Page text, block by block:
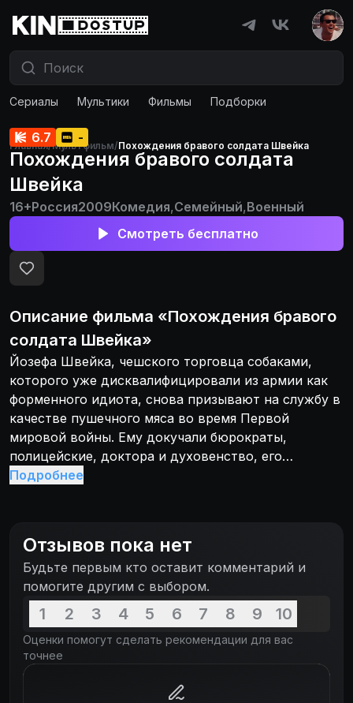
Сериалы Мультики Фильмы Подборки
Главная/Мультфильм/Похождения бравого солдата Швейка
6.7 -
Похождения бравого солдата
Швейка
16+Россия2009Комедия,Семейный,Военный
Смотреть бесплатно
Описание фильма «Похождения бравого
солдата Швейка»
Йозефа Швейка, чешского торговца собаками,
которого уже дисквалифицировали из армии как
форменного идиота, снова призывают на службу в
качестве пушечного мяса во время Первой
мировой войны. Ему докучали бюрократы,
полицейские, доктора и духовенство, его
«продавали» от одного офицера другому, но
Подробнее
Отзывов пока нет
Будьте первым кто оставит комментарий и
помогите другим с выбором.
1 2 3 4 5 6 7 8 9 10
Оценки помогут сделать рекомендации для вас
точнее